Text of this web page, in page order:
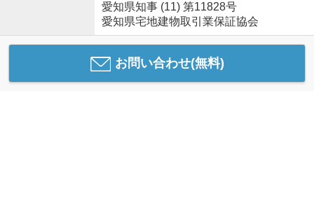
愛知県知事 (11) 第11828号
愛知県宅地建物取引業保証協会
お問い合わせ(無料)